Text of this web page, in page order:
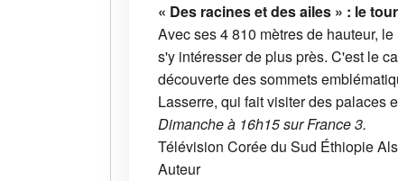
« Des racines et des ailes » : le
Avec ses 4 810 mètres de hauteur,
s'y intéresser de plus près. C'est le
découverte des sommets
Lasserre, qui fait visiter des palaces
Dimanche à 16h15 sur France 3.
Télévision Corée du Sud Éthiopie
Auteur